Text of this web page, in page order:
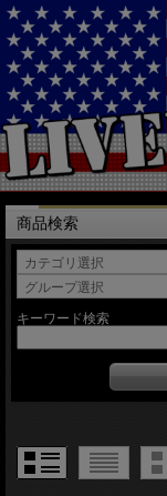
商品検索
キーワード検索